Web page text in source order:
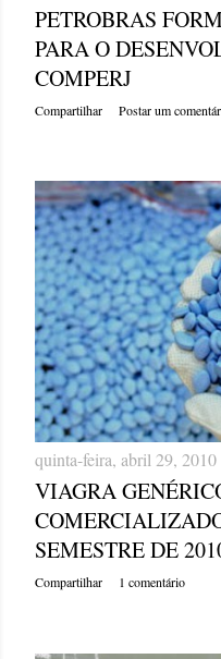
PETROBRAS
PARA O
COMPERJ
Compartilhar Postar um
quinta-feira, abril 29, 2010
VIAGRA
SEMESTRE DE
Compartilhar 1 comentário